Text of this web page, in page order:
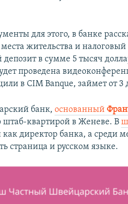
для этого, в банке
жительства и
в сумме 5 тысяч
проведена
в CIM Banque, займет от 3
банк,основанный
штаб-квартирой в Женеве. В
как директор банка, а среди
страница и русском языке.